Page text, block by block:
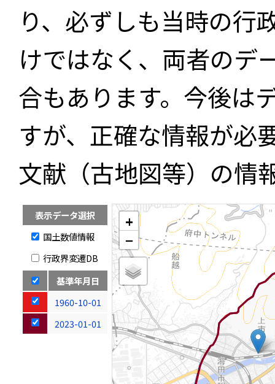
り、必ずしも当時の行
けではなく、両者のデ
合もあります。今後は
すが、正確な情報が必
文献（古地図等）の情
表示データ選択
国土数値情報
行政界変遷DB
基準年月日
1960-10-01
2023-01-01
+
−